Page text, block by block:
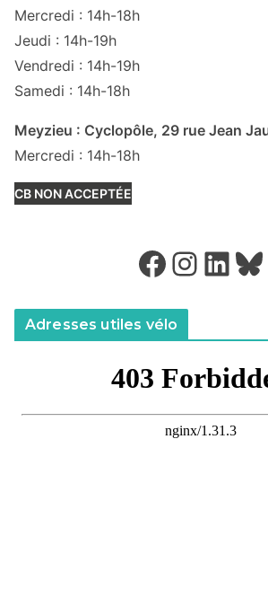
Mercredi : 14h-18h
Jeudi : 14h-19h
Vendredi : 14h-19h
Samedi : 14h-18h
Meyzieu : Cyclopôle, 29 rue Jean
Mercredi : 14h-18h
CB NON ACCEPTÉE
Facebook Instagram LinkedIn Bluesky
Adresses utiles vélo